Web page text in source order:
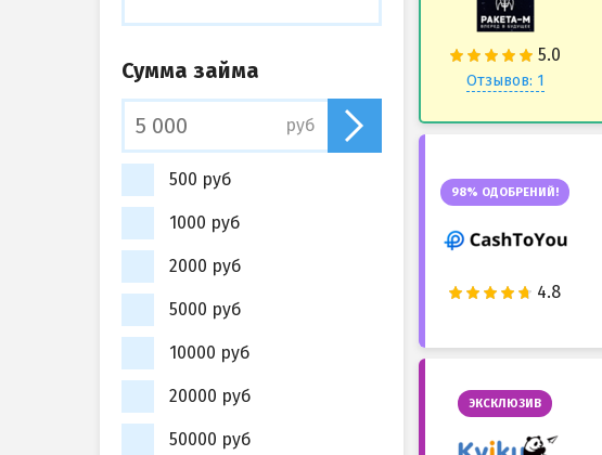
Отзывов: 1
98% ОДОБРЕНИЙ!
ЭКСКЛЮЗИВ
Сумма займа
руб
500 руб
1000 руб
2000 руб
5000 руб
10000 руб
20000 руб
50000 руб